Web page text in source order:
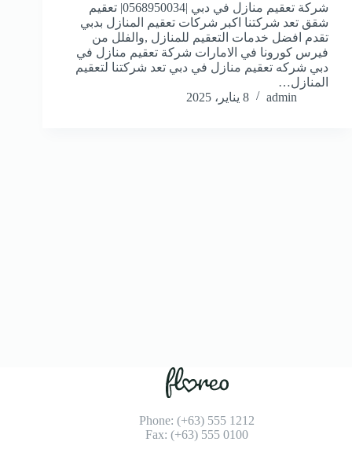
شركة تعقيم منازل في دبي |0568950034| تعقيم
شقق تعد شركتنا اكبر شركات تعقيم المنازل بدبي
تقدم افضل خدمات التعقيم للمنازل ,والفلل من
فيرس كورونا في الامارات شركة تعقيم منازل في
دبي شركه تعقيم منازل في دبي تعد شركتنا لتعقيم
المنازل…
admin
8 يناير، 2025
Phone: (+63) 555 1212
Fax: (+63) 555 0100